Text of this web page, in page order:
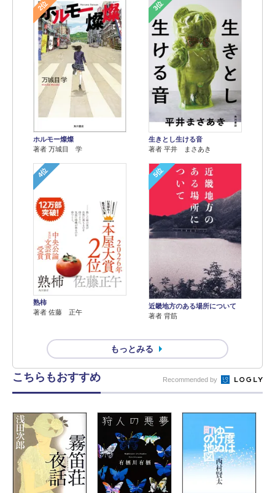
2位
ホルモー燦燦
著者 万城目 学
3位
生きとし生ける音
著者 平井 まさあき
4位
熟柿
著者 佐藤 正午
5位
近畿地方のある場所について
著者 背筋
もっとみる
こちらもおすすめ Recommended by